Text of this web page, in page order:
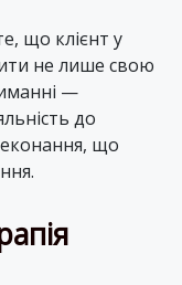
що клієнт у
не лише свою
—
до
що